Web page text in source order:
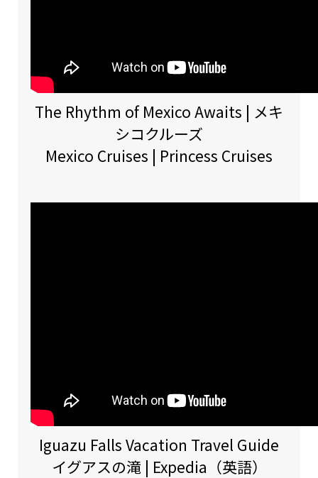
The Rhythm of Mexico Awaits | メキ
シコクルーズ
Mexico Cruises | Princess Cruises
Iguazu Falls Vacation Travel Guide
イグアスの滝 | Expedia（英語）